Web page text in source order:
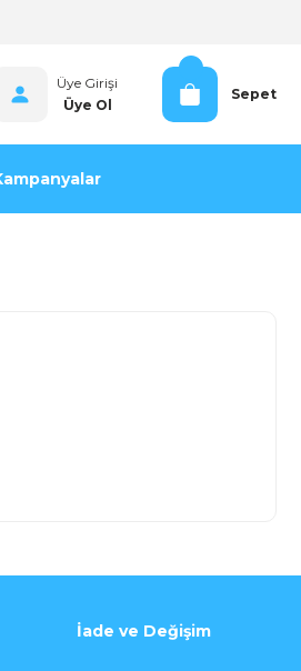
Üye Girişi
Üye Ol
Sepet
İade ve Değişim